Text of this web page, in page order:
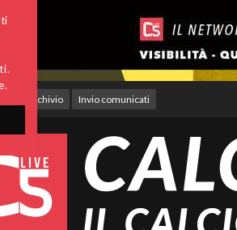
Archivio Invio comunicati